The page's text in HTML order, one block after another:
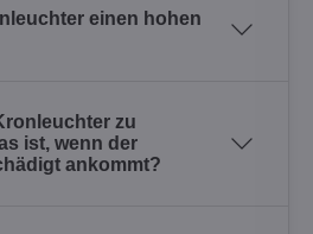
einen hohen
zu
ist, wenn der
ankommt?